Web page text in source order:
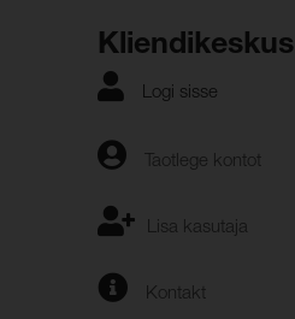
Kliendikeskus
Logi sisse
Taotlege kontot
Lisa kasutaja
Kontakt